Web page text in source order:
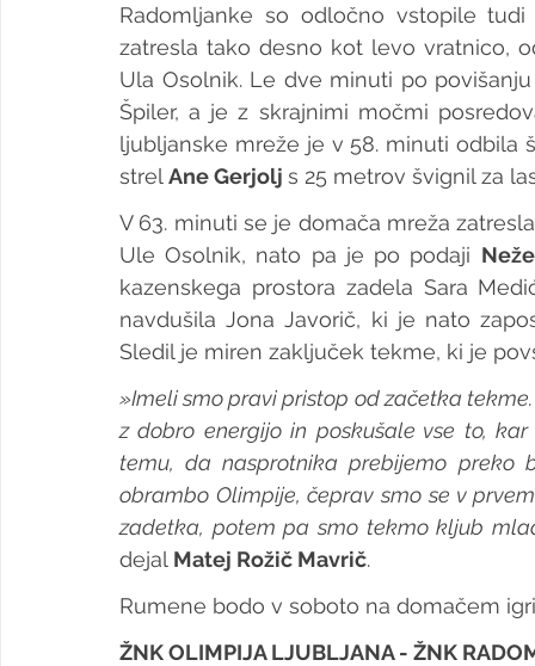
Radomljanke so odločno vstopile
zatresla tako desno kot levo vratnico,
Ula Osolnik. Le dve minuti po
Špiler, a je z skrajnimi močmi
ljubljanske mreže je v 58. minuti odbila
strel Ane Gerjolj s 25 metrov švignil za
V 63. minuti se je domača mreža
Ule Osolnik, nato pa je po podaji
kazenskega prostora zadela Sara
navdušila Jona Javorič, ki je nato
Sledil je miren zaključek tekme, ki je
»Imeli smo pravi pristop od začetka
z dobro energijo in poskušale vse to,
temu, da nasprotnika prebijemo preko
obrambo Olimpije, čeprav smo se v
zadetka, potem pa smo tekmo kljub
dejal Matej Rožič Mavrič.
Rumene bodo v soboto na domačem
ŽNK OLIMPIJA LJUBLJANA - ŽNK